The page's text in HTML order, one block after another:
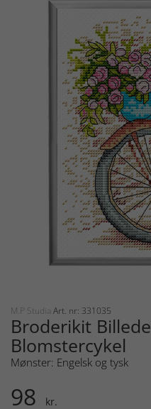
M.P Studia Art. nr: 331035
Broderikit Billede
Blomstercykel
Mønster: Engelsk og tysk
98 kr.